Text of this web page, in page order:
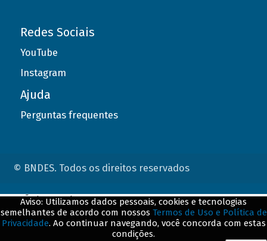
Redes Sociais
YouTube
Instagram
Ajuda
Perguntas frequentes
© BNDES. Todos os direitos reservados
Aviso: Utilizamos dados pessoais, cookies e tecnologias
semelhantes de acordo com nossos Termos de Uso e Política de
Privacidade. Ao continuar navegando, você concorda com estas
condições.
ConteÃºdo complementar
${title}${badge}